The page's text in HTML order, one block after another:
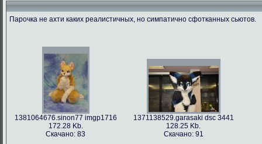
Парочка не ахти каких реалистичных, но симпатично сфотканных сьютов.
1381064676.sinon77 imgp1716
172.28 Kb.
Скачано: 83
1371138529.garasaki dsc 3441
128.25 Kb.
Скачано: 91